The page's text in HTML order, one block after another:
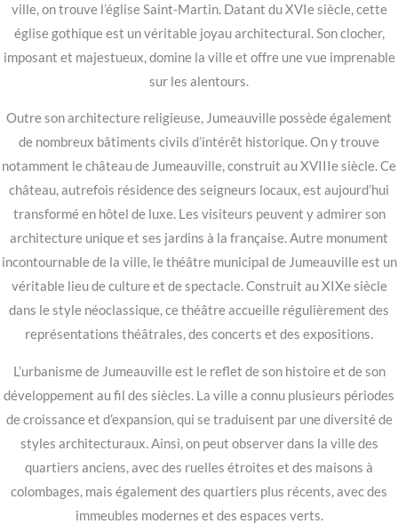
ville, on trouve l’église Saint-Martin. Datant du XVIe siècle, cette
église gothique est un véritable joyau architectural. Son clocher,
imposant et majestueux, domine la ville et offre une vue imprenable
sur les alentours.
Outre son architecture religieuse, Jumeauville possède également
de nombreux bâtiments civils d’intérêt historique. On y trouve
notamment le château de Jumeauville, construit au XVIIIe siècle. Ce
château, autrefois résidence des seigneurs locaux, est aujourd’hui
transformé en hôtel de luxe. Les visiteurs peuvent y admirer son
architecture unique et ses jardins à la française. Autre monument
incontournable de la ville, le théâtre municipal de Jumeauville est un
véritable lieu de culture et de spectacle. Construit au XIXe siècle
dans le style néoclassique, ce théâtre accueille régulièrement des
représentations théâtrales, des concerts et des expositions.
L’urbanisme de Jumeauville est le reflet de son histoire et de son
développement au fil des siècles. La ville a connu plusieurs périodes
de croissance et d’expansion, qui se traduisent par une diversité de
styles architecturaux. Ainsi, on peut observer dans la ville des
quartiers anciens, avec des ruelles étroites et des maisons à
colombages, mais également des quartiers plus récents, avec des
immeubles modernes et des espaces verts.